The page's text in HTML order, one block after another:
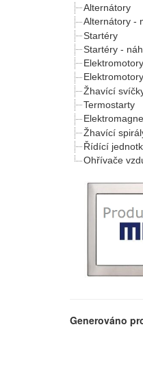
Alternátory
Alternátory -
Startéry
Startéry -
Elektromotory
Žhavící
Termostarty
Žhavící
Řídící
Ohřívače
Generováno